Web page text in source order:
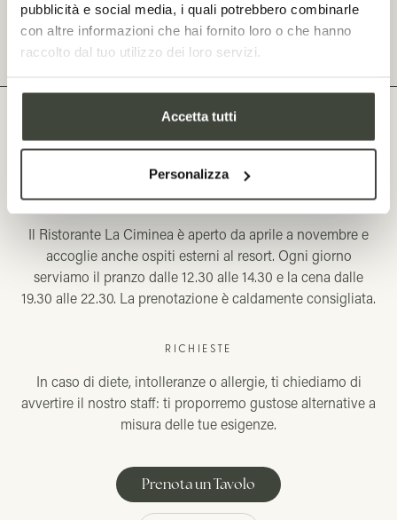
pubblicità e social media, i quali potrebbero combinarle
con altre informazioni che hai fornito loro o che hanno
raccolto dal tuo utilizzo dei loro servizi.
Accetta tutti
Personalizza
Autentica Sardegna
INFO & ORARI
ORARI
Il Ristorante La Ciminea è aperto da aprile a novembre e
accoglie anche ospiti esterni al resort. Ogni giorno
serviamo il pranzo dalle 12.30 alle 14.30 e la cena dalle
19.30 alle 22.30. La prenotazione è caldamente consigliata.
RICHIESTE
In caso di diete, intolleranze o allergie, ti chiediamo di
avvertire il nostro staff: ti proporremo gustose alternative a
misura delle tue esigenze.
Prenota un Tavolo